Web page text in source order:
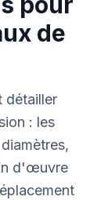
de
détailler
: les
d'œuvre